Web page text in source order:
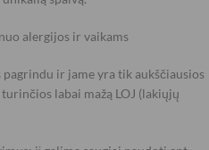
alergijos ir vaikams
ir jame yra tik aukščiausios
labai mažą LOJ (lakiųjų